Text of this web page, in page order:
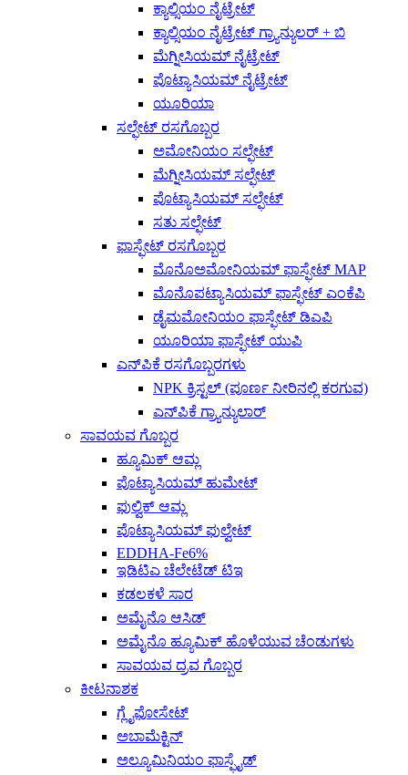
ಕ್ಯಾಲ್ಸಿಯಂ ನೈಟ್ರೇಟ್
ಕ್ಯಾಲ್ಸಿಯಂ ನೈಟ್ರೇಟ್ ಗ್ರ್ಯಾನ್ಯುಲರ್ + ಬಿ
ಮೆಗ್ನೀಸಿಯಮ್ ನೈಟ್ರೇಟ್
ಪೊಟ್ಯಾಸಿಯಮ್ ನೈಟ್ರೇಟ್
ಯೂರಿಯಾ
ಸಲ್ಫೇಟ್ ರಸಗೊಬ್ಬರ
ಅಮೋನಿಯಂ ಸಲ್ಫೇಟ್
ಮೆಗ್ನೀಸಿಯಮ್ ಸಲ್ಫೇಟ್
ಪೊಟ್ಯಾಸಿಯಮ್ ಸಲ್ಫೇಟ್
ಸತು ಸಲ್ಫೇಟ್
ಫಾಸ್ಫೇಟ್ ರಸಗೊಬ್ಬರ
ಮೊನೊಅಮೋನಿಯಮ್ ಫಾಸ್ಫೇಟ್ MAP
ಮೊನೊಪಟ್ಯಾಸಿಯಮ್ ಫಾಸ್ಫೇಟ್ ಎಂಕೆಪಿ
ಡೈಮಮೋನಿಯಂ ಫಾಸ್ಫೇಟ್ ಡಿಎಪಿ
ಯೂರಿಯಾ ಫಾಸ್ಫೇಟ್ ಯುಪಿ
ಎನ್‌ಪಿಕೆ ರಸಗೊಬ್ಬರಗಳು
NPK ಕ್ರಿಸ್ಟಲ್ (ಪೂರ್ಣ ನೀರಿನಲ್ಲಿ ಕರಗುವ)
ಎನ್‌ಪಿಕೆ ಗ್ರ್ಯಾನ್ಯುಲಾರ್
ಸಾವಯವ ಗೊಬ್ಬರ
ಹ್ಯೂಮಿಕ್ ಆಮ್ಲ
ಪೊಟ್ಯಾಸಿಯಮ್ ಹುಮೇಟ್
ಫುಲ್ವಿಕ್ ಆಮ್ಲ
ಪೊಟ್ಯಾಸಿಯಮ್ ಫುಲ್ವೇಟ್
EDDHA-Fe6%
ಇಡಿಟಿಎ ಚೆಲೇಟೆಡ್ ಟಿಇ
ಕಡಲಕಳೆ ಸಾರ
ಅಮೈನೊ ಆಸಿಡ್
ಅಮೈನೊ ಹ್ಯೂಮಿಕ್ ಹೊಳೆಯುವ ಚೆಂಡುಗಳು
ಸಾವಯವ ದ್ರವ ಗೊಬ್ಬರ
ಕೀಟನಾಶಕ
ಗ್ಲೈಫೋಸೇಟ್
ಅಬಾಮೆಕ್ಟಿನ್
ಅಲ್ಯೂಮಿನಿಯಂ ಫಾಸ್ಫೈಡ್